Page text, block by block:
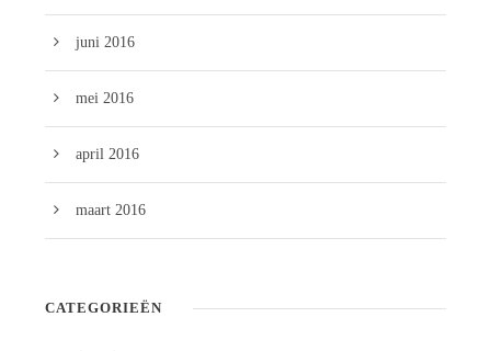
juni 2016
mei 2016
april 2016
maart 2016
CATEGORIEËN